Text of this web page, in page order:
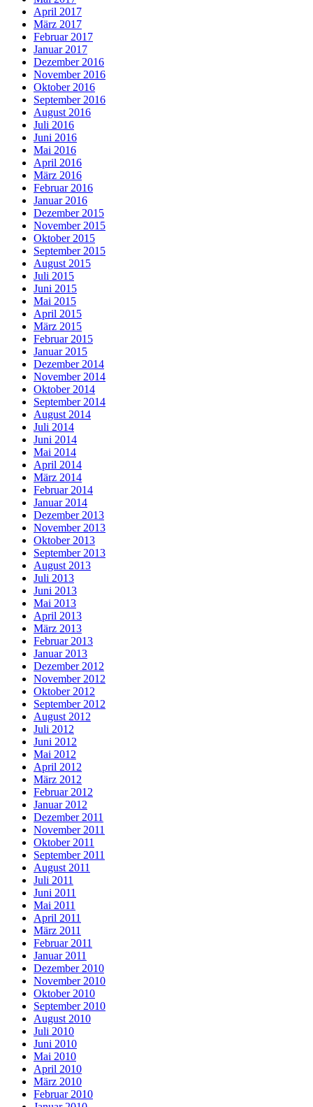
April 2017
März 2017
Februar 2017
Januar 2017
Dezember 2016
November 2016
Oktober 2016
September 2016
August 2016
Juli 2016
Juni 2016
Mai 2016
April 2016
März 2016
Februar 2016
Januar 2016
Dezember 2015
November 2015
Oktober 2015
September 2015
August 2015
Juli 2015
Juni 2015
Mai 2015
April 2015
März 2015
Februar 2015
Januar 2015
Dezember 2014
November 2014
Oktober 2014
September 2014
August 2014
Juli 2014
Juni 2014
Mai 2014
April 2014
März 2014
Februar 2014
Januar 2014
Dezember 2013
November 2013
Oktober 2013
September 2013
August 2013
Juli 2013
Juni 2013
Mai 2013
April 2013
März 2013
Februar 2013
Januar 2013
Dezember 2012
November 2012
Oktober 2012
September 2012
August 2012
Juli 2012
Juni 2012
Mai 2012
April 2012
März 2012
Februar 2012
Januar 2012
Dezember 2011
November 2011
Oktober 2011
September 2011
August 2011
Juli 2011
Juni 2011
Mai 2011
April 2011
März 2011
Februar 2011
Januar 2011
Dezember 2010
November 2010
Oktober 2010
September 2010
August 2010
Juli 2010
Juni 2010
Mai 2010
April 2010
März 2010
Februar 2010